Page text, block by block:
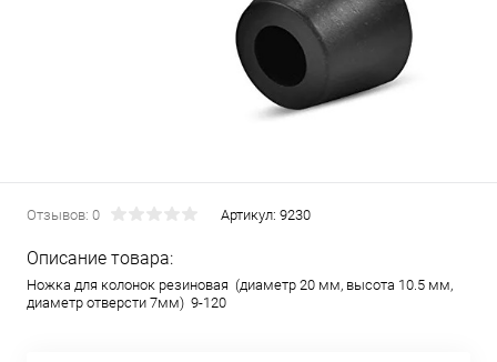
Отзывов: 0 Артикул: 9230
Описание товара:
Ножка для колонок резиновая (диаметр 20 мм, высота 10.5 мм,
диаметр отверсти 7мм) 9-120